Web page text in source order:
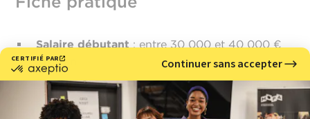
Salaire débutant: entre 30 000 et 40 000 €
brut/an
Lieux d’exercice
: studios d’animation, cinéma,
séries animées